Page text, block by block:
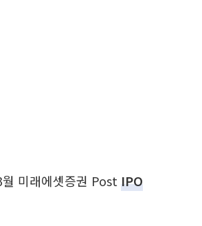
미래에셋증권 Post IPO